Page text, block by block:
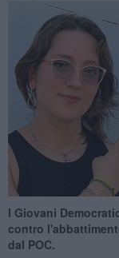
I Giovani
contro
dal POC.